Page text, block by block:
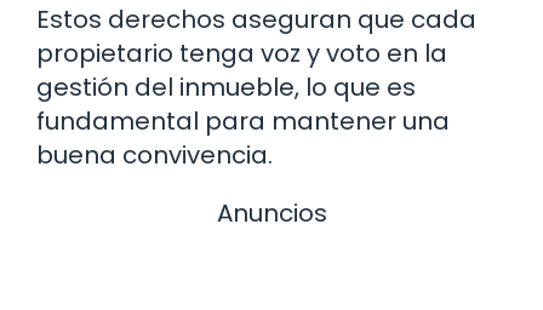
Estos derechos aseguran que cada
propietario tenga voz y voto en la
gestión del inmueble, lo que es
fundamental para mantener una
buena convivencia.
Anuncios